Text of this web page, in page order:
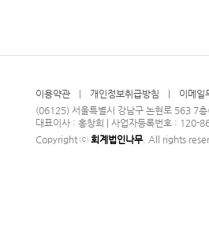
이용약관 개인정보취급방침
이메일
(06125) 서울특별시 강남구 논현로 563 7
대표이사 : 홍창희 | 사업자등록번호 :
Copyright ⓒ 회계법인나무. All rights